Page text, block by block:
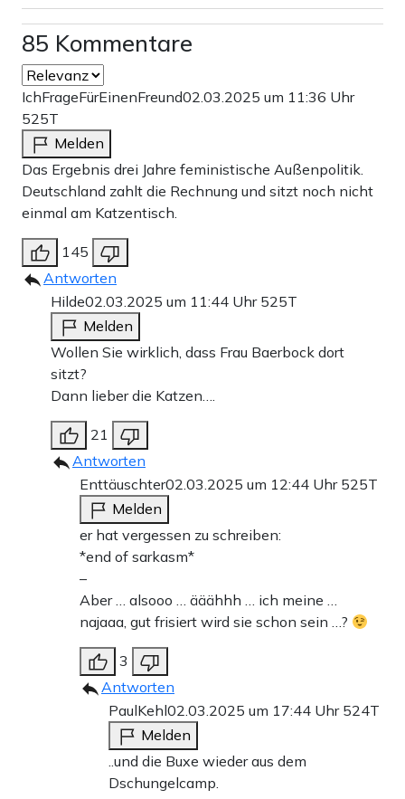
85 Kommentare
IchFrageFürEinenFreund02.03.2025 um 11:36 Uhr
525T
Melden
Das Ergebnis drei Jahre feministische Außenpolitik.
Deutschland zahlt die Rechnung und sitzt noch nicht
einmal am Katzentisch.
145
Antworten
Hilde02.03.2025 um 11:44 Uhr 525T
Melden
Wollen Sie wirklich, dass Frau Baerbock dort
sitzt?
Dann lieber die Katzen….
21
Antworten
Enttäuschter02.03.2025 um 12:44 Uhr 525T
Melden
er hat vergessen zu schreiben:
*end of sarkasm*
–
Aber … alsooo … ääähhh … ich meine …
najaaa, gut frisiert wird sie schon sein …?
3
Antworten
PaulKehl02.03.2025 um 17:44 Uhr 524T
Melden
..und die Buxe wieder aus dem
Dschungelcamp.